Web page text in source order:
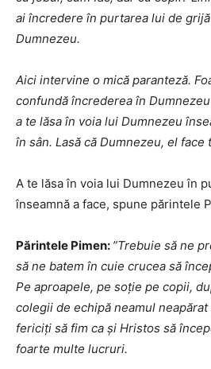
ai încredere în purtarea lui de
Dumnezeu.
Aici intervine o mică paranteză.
confundă încrederea în
a te lăsa în voia lui Dumnezeu
în sân. Lasă că Dumnezeu, el face
A te lăsa în voia lui Dumnezeu în
înseamnă a face, spune părintele
Părintele Pimen: ”Trebuie să ne
să ne batem în cuie crucea să
Pe aproapele, pe soție pe copii,
colegii de echipă neamul
fericiți să fim ca și Hristos să
foarte multe lucruri.